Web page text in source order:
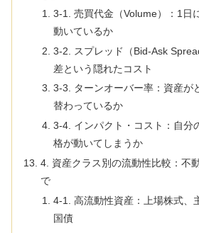
3-1. 売買代金（Volume）：1日
動いているか
3-2. スプレッド（Bid-Ask
差という隠れたコスト
3-3. ターンオーバー率：資産が
替わっているか
3-4. インパクト・コスト：自分
格が動いてしまうか
4. 資産クラス別の流動性比較：不
で
4-1. 高流動性資産：上場株式、
国債